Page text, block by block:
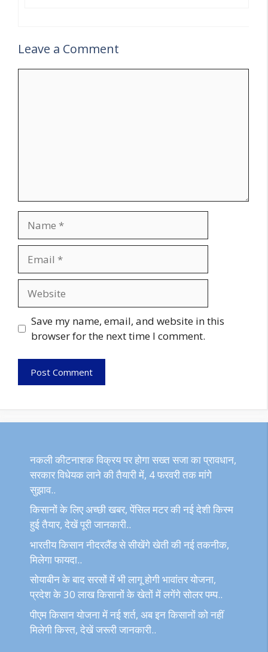
Leave a Comment
Save my name, email, and website in this
browser for the next time I comment.
नकली कीटनाशक विक्रय पर होगा सख्त सजा का प्रावधान,
सरकार विधेयक लाने की तैयारी में, 4 फरवरी तक मांगे
सुझाव..
किसानों के लिए अच्छी खबर, पेंसिल मटर की नई देशी किस्म
हुई तैयार, देखें पूरी जानकारी..
भारतीय किसान नीदरलैंड से सीखेंगे खेती की नई तकनीक,
मिलेगा फायदा..
सोयाबीन के बाद सरसों में भी लागू होगी भावांतर योजना,
प्रदेश के 30 लाख किसानों के खेतों में लगेंगे सोलर पम्प..
पीएम किसान योजना में नई शर्त, अब इन किसानों को नहीं
मिलेगी किस्त, देखें जरूरी जानकारी..